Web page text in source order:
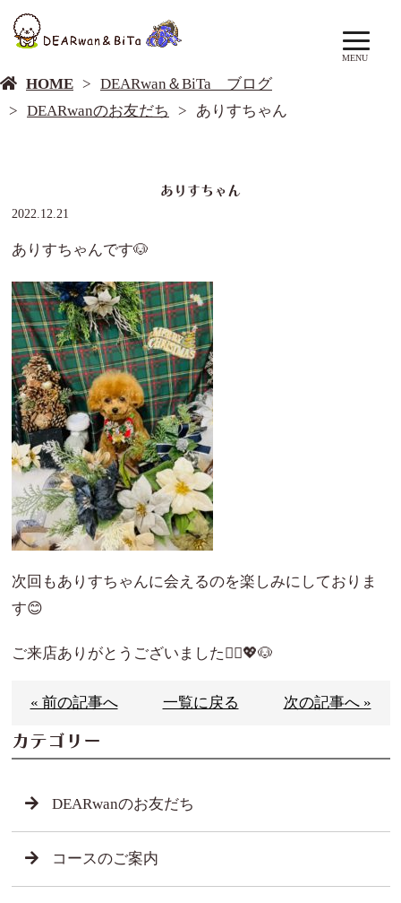
MENU
HOME
DEARwan＆BiTa ブログ
DEARwanのお友だち
ありすちゃん
ありすちゃん
2022.12.21
ありすちゃんです🐶
次回もありすちゃんに会えるのを楽しみにしておりま
す😊
ご来店ありがとうございました🙇‍♀️💖🐶
« 前の記事へ 一覧に戻る 次の記事へ »
カテゴリー
DEARwanのお友だち
コースのご案内